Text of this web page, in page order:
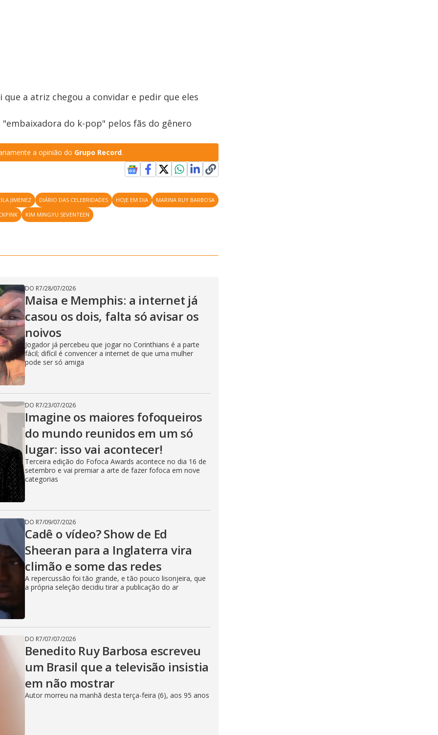
a atriz chegou a convidar e pedir que eles
do k-pop" pelos fãs do gênero
a opinião do Grupo Record.
JIMENEZ DIÁRIO DAS CELEBRIDADES HOJE EM DIA
MARINA RUY BARBOSA
KIM MINGYU SEVENTEEN
DO R7/28/07/2026
Maisa e Memphis: a internet já
casou os dois, falta só avisar os
noivos
Jogador já percebeu que jogar no Corinthians é a parte
fácil; difícil é convencer a internet de que uma mulher
pode ser só amiga
DO R7/23/07/2026
Imagine os maiores fofoqueiros
do mundo reunidos em um só
lugar: isso vai acontecer!
Terceira edição do Fofoca Awards acontece no dia 16 de
setembro e vai premiar a arte de fazer fofoca em nove
categorias
DO R7/09/07/2026
Cadê o vídeo? Show de Ed
Sheeran para a Inglaterra vira
climão e some das redes
A repercussão foi tão grande, e tão pouco lisonjeira, que
a própria seleção decidiu tirar a publicação do ar
DO R7/07/07/2026
Benedito Ruy Barbosa escreveu
um Brasil que a televisão insistia
em não mostrar
Autor morreu na manhã desta terça-feira (6), aos 95 anos